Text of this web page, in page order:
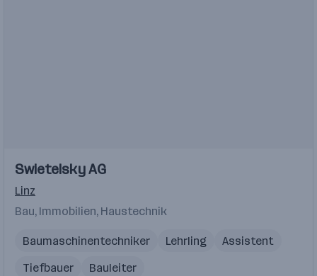
Einblicke
Swietelsky AG
Linz
Bau, Immobilien, Haustechnik
Baumaschinentechniker Lehrling
Assistent
Tiefbauer
Bauleiter